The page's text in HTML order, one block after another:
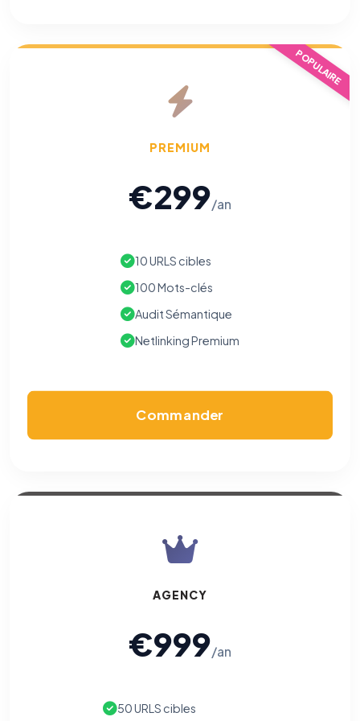
POPULAIRE
PREMIUM
€299/an
10 URLS cibles
100 Mots-clés
Audit Sémantique
Netlinking Premium
Commander
AGENCY
€999/an
50 URLS cibles